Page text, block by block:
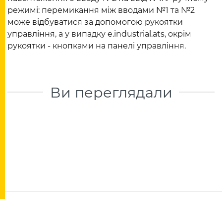
режимі: перемикання між вводами №1 та №2
може відбуватися за допомогою рукоятки
управління, а у випадку e.industrial.ats, окрім
рукоятки - кнопками на панелі управління.
Ви переглядали